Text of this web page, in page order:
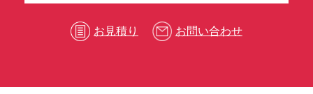
お見積り お問い合わせ